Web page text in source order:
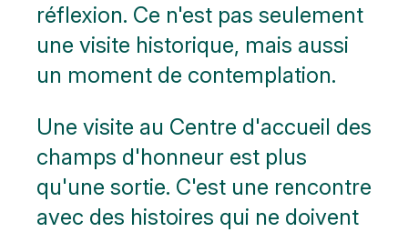
réflexion. Ce n'est pas seulement
une visite historique, mais aussi
un moment de contemplation.
Une visite au Centre d'accueil des
champs d'honneur est plus
qu'une sortie. C'est une rencontre
avec des histoires qui ne doivent